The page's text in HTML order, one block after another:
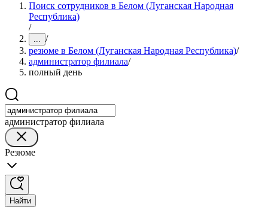
Поиск сотрудников в Белом (Луганская Народная
Республика)
/
... /
резюме в Белом (Луганская Народная Республика)/
администратор филиала/
полный день
администратор филиала
Резюме
Найти